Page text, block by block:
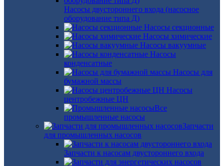
Насосы двустороннего входа (насосное
оборудование типа Д)
Насосы секционные
Насосы химические
Насосы вакуумные
Насосы
конденсатные
Насосы для
бумажной массы
Насосы
центробежные ЦН
Все
промышленные насосы
Запчасти
для промышленных насосов
Запчасти к насосам двустороннего входа